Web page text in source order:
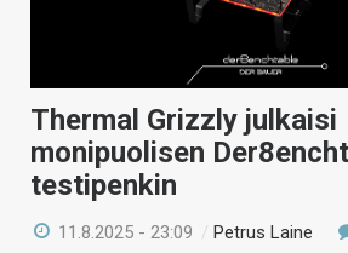
Thermal Grizzly julkaisi
monipuolisen
testipenkin
11.8.2025 - 23:09 /Petrus Laine